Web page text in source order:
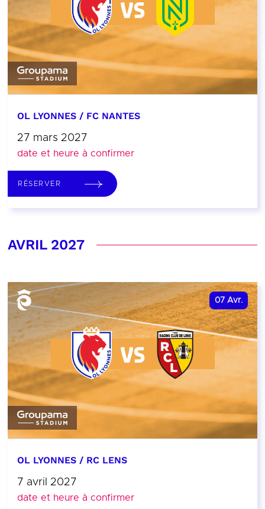
OL LYONNES / FC NANTES
27 mars 2027
date et heure à confirmer
RÉSERVER
AVRIL 2027
07 Avr.
OL LYONNES / RC LENS
7 avril 2027
date et heure à confirmer